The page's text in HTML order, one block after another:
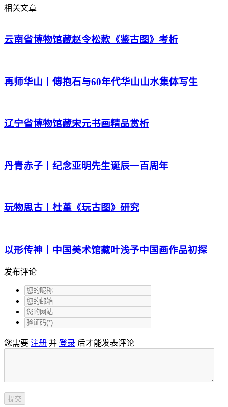
相关文章
云南省博物馆藏赵令松款《鉴古图》考析
再师华山丨傅抱石与60年代华山山水集体写生
辽宁省博物馆藏宋元书画精品赏析
丹青赤子丨纪念亚明先生诞辰一百周年
玩物思古丨杜堇《玩古图》研究
以形传神丨中国美术馆藏叶浅予中国画作品初探
发布评论
您需要 注册 并 登录 后才能发表评论